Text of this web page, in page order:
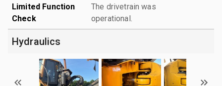
Limited Function
Check
The drivetrain was
operational.
Hydraulics